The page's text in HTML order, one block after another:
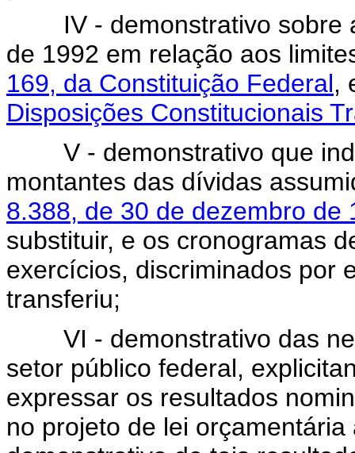
IV - demonstrativo sobre a
de 1992 em relação aos
169, da Constituição Federal,
Disposições Constitucionais
V - demonstrativo que
montantes das dívidas
8.388, de 30 de dezembro de
substituir, e os cronogramas
exercícios, discriminados por
transferiu;
VI - demonstrativo das
setor público federal,
expressar os resultados
no projeto de lei